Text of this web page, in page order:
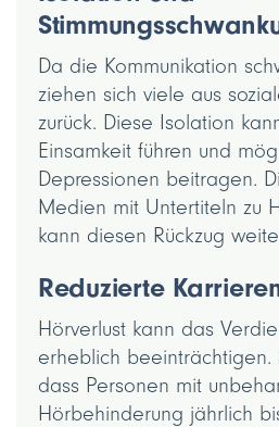
Da die Kommunikation
ziehen sich viele aus
zurück. Diese Isolation
Einsamkeit führen und
Depressionen beitragen.
Medien mit Untertiteln zu
kann diesen Rückzug
Reduzierte
Hörverlust kann das
erheblich beeinträchtigen.
dass Personen mit
Hörbehinderung jährlich